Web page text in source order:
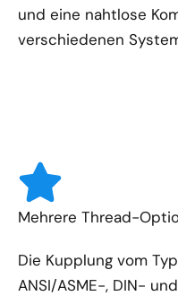
und eine nahtlose
verschiedenen
Mehrere Thread-
Die Kupplung vom
ANSI/ASME-, DIN-